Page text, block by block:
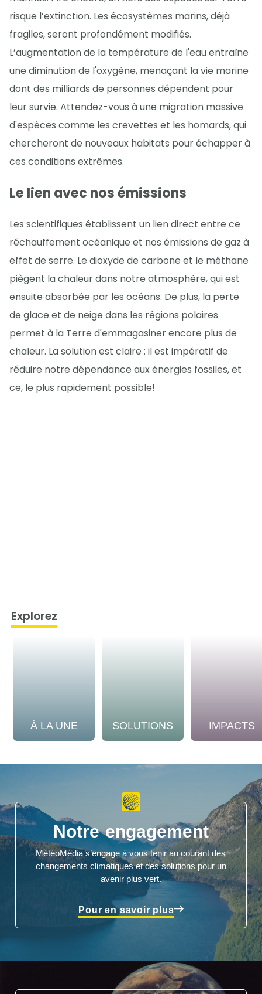
risque l’extinction. Les écosystèmes marins, déjà
fragiles, seront profondément modifiés.
L’augmentation de la température de l'eau entraîne
une diminution de l'oxygène, menaçant la vie marine
dont des milliards de personnes dépendent pour
leur survie. Attendez-vous à une migration massive
d'espèces comme les crevettes et les homards, qui
chercheront de nouveaux habitats pour échapper à
ces conditions extrêmes.
Le lien avec nos émissions
Les scientifiques établissent un lien direct entre ce
réchauffement océanique et nos émissions de gaz à
effet de serre. Le dioxyde de carbone et le méthane
piègent la chaleur dans notre atmosphère, qui est
ensuite absorbée par les océans. De plus, la perte
de glace et de neige dans les régions polaires
permet à la Terre d'emmagasiner encore plus de
chaleur. La solution est claire : il est impératif de
réduire notre dépendance aux énergies fossiles, et
ce, le plus rapidement possible!
Explorez
À LA UNE SOLUTIONS IMPACTS
Notre engagement
MétéoMédia s’engage à vous tenir au courant des
changements climatiques et des solutions pour un
avenir plus vert.
Pour en savoir plus